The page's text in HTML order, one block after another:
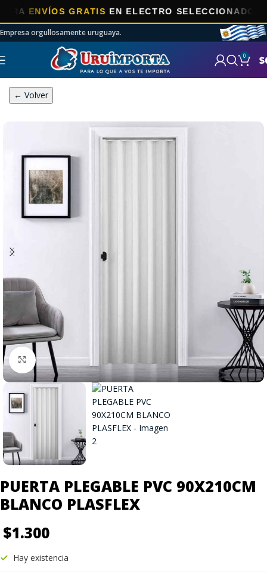
ENVÍOS GRATISEN ELECTRO SELECCIONADOS!
Empresa orgullosamente uruguaya.
0 $
← Volver
Click to enlarge
PUERTA PLEGABLE PVC 90X210CM
BLANCO PLASFLEX
$1.300
Hay existencia